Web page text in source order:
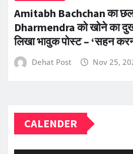
Amitabh Bachchan का
Dharmendra को खोने का
लिखा भावुक पोस्ट – ‘सहन
Dehat Post Nov 25,
CALENDER